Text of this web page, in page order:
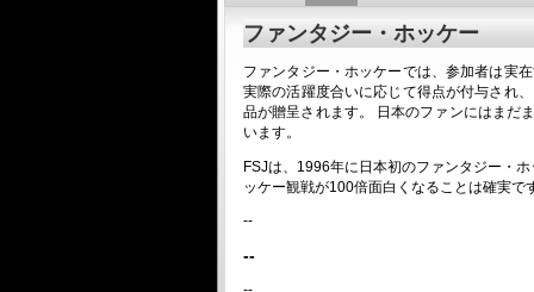
ファンタジー・ホッケー
ファンタジー・ホッケーでは、参加者は実
実際の活躍度合いに応じて得点が付与され
品が贈呈されます。 日本のファンにはまだ
います。
FSJは、1996年に日本初のファンタジー・
ッケー観戦が100倍面白くなることは確実で
--
--